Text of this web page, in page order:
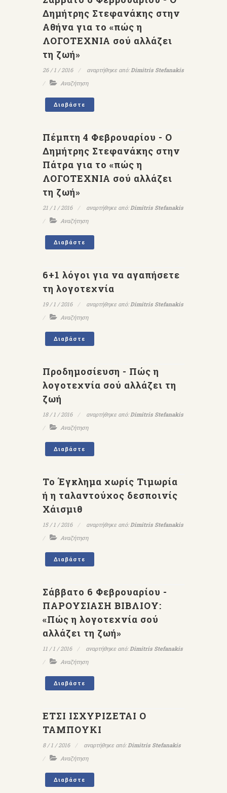
Δημήτρης Στεφανάκης στην
Αθήνα για το «πώς η
ΛΟΓΟΤΕΧΝΙΑ σού αλλάζει
τη ζωή»
26 / 1 / 2016 αναρτήθηκε από:Dimitris Stefanakis
Αναζήτηση
Διαβάστε
Πέμπτη 4 Φεβρουαρίου - Ο
Δημήτρης Στεφανάκης στην
Πάτρα για το «πώς η
ΛΟΓΟΤΕΧΝΙΑ σού αλλάζει
τη ζωή»
21 / 1 / 2016 αναρτήθηκε από:Dimitris Stefanakis
Αναζήτηση
Διαβάστε
6+1 λόγοι για να αγαπήσετε
τη λογοτεχνία
19 / 1 / 2016 αναρτήθηκε από:Dimitris Stefanakis
Αναζήτηση
Διαβάστε
Προδημοσίευση - Πώς η
λογοτεχνία σού αλλάζει τη
ζωή
18 / 1 / 2016 αναρτήθηκε από:Dimitris Stefanakis
Αναζήτηση
Διαβάστε
Το Έγκλημα χωρίς Τιμωρία
ή η ταλαντούχος δεσποινίς
Χάισμιθ
15 / 1 / 2016 αναρτήθηκε από:Dimitris Stefanakis
Αναζήτηση
Διαβάστε
Σάββατο 6 Φεβρουαρίου -
ΠΑΡΟΥΣΙΑΣΗ ΒΙΒΛΙΟΥ:
«Πώς η λογοτεχνία σού
αλλάζει τη ζωή»
11 / 1 / 2016 αναρτήθηκε από:Dimitris Stefanakis
Αναζήτηση
Διαβάστε
ΕΤΣΙ ΙΣΧΥΡΙΖΕΤΑΙ Ο
ΤΑΜΠΟΥΚΙ
8 / 1 / 2016 αναρτήθηκε από:Dimitris Stefanakis
Αναζήτηση
Διαβάστε